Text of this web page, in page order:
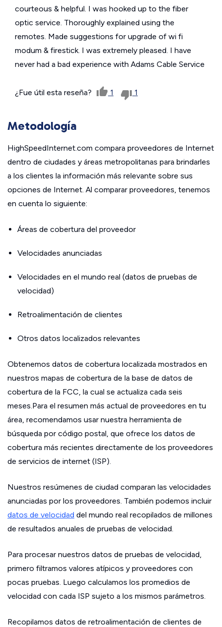
courteous & helpful. I was hooked up to the fiber
optic service. Thoroughly explained using the
remotes. Made suggestions for upgrade of wi fi
modum & firestick. I was extremely pleased. I have
never had a bad experience with Adams Cable Service
¿Fue útil esta reseña? 1 1
Metodología
HighSpeedInternet.com compara proveedores de Internet
dentro de ciudades y áreas metropolitanas para brindarles
a los clientes la información más relevante sobre sus
opciones de Internet. Al comparar proveedores, tenemos
en cuenta lo siguiente:
Áreas de cobertura del proveedor
Velocidades anunciadas
Velocidades en el mundo real (datos de pruebas de
velocidad)
Retroalimentación de clientes
Otros datos localizados relevantes
Obtenemos datos de cobertura localizada mostrados en
nuestros mapas de cobertura de la base de datos de
cobertura de la FCC, la cual se actualiza cada seis
meses.Para el resumen más actual de proveedores en tu
área, recomendamos usar nuestra herramienta de
búsqueda por código postal, que ofrece los datos de
cobertura más recientes directamente de los proveedores
de servicios de internet (ISP).
Nuestros resúmenes de ciudad comparan las velocidades
anunciadas por los proveedores. También podemos incluir
datos de velocidad del mundo real recopilados de millones
de resultados anuales de pruebas de velocidad.
Para procesar nuestros datos de pruebas de velocidad,
primero filtramos valores atípicos y proveedores con
pocas pruebas. Luego calculamos los promedios de
velocidad con cada ISP sujeto a los mismos parámetros.
Recopilamos datos de retroalimentación de clientes de